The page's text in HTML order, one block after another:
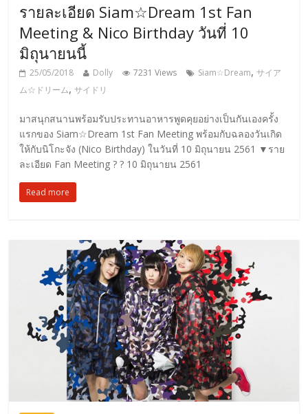
รายละเอียด Siam☆Dream 1st Fan
Meeting & Nico Birthday วันที่ 10
มิถุนายนนี้
25/05/2018 Dolly 7231 Views Siam☆Dream,サイア
ム☆ドリーム,サイドリ
มาสนุกสนานพร้อมรับประทานอาหารพูดคุยอย่างเป็นกันเองครั้ง
แรกของ Siam☆Dream 1st Fan Meeting พร้อมกับฉลองวันเกิด
ให้กับนิโกะจัง (Nico Birthday) ในวันที่ 10 มิถุนายน 2561 ▼ราย
ละเอียด Fan Meeting ?️ ? 10 มิถุนายน 2561
Read more